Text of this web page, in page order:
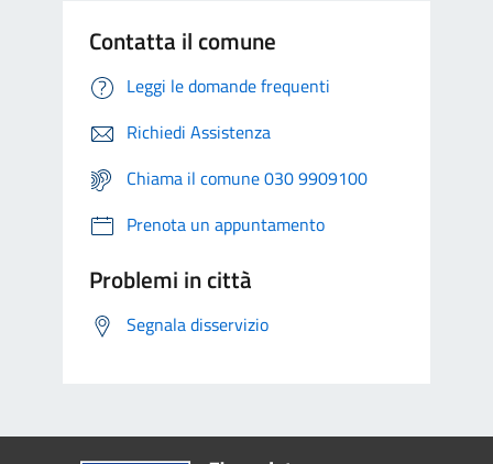
Contatta il comune
Leggi le domande frequenti
Richiedi Assistenza
Chiama il comune 030 9909100
Prenota un appuntamento
Problemi in città
Segnala disservizio